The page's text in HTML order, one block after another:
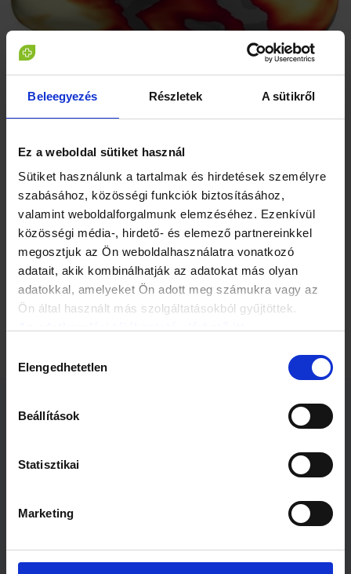
Beleegyezés Részletek A sütikről
Ez a weboldal sütiket használ
Sütiket használunk a tartalmak és hirdetések személyre
szabásához, közösségi funkciók biztosításához,
valamint weboldalforgalmunk elemzéséhez. Ezenkívül
közösségi média-, hirdető- és elemező partnereinkkel
megosztjuk az Ön weboldalhasználatra vonatkozó
adatait, akik kombinálhatják az adatokat más olyan
adatokkal, amelyeket Ön adott meg számukra vagy az
Ön által használt más szolgáltatásokból gyűjtöttek.
kiválasztása
Elengedhetetlen
Beállítások
Statisztikai
Marketing
Több mint 3 ezer embernek mutattak olyan képeket,
amelyek érzelmeket váltanak ki, de olyanokat is, amelyek
teljesen semlegesek, majd később tesztelték, hogy ki mire
agyszkennerrel vizsgálták, amelyből kiderült: az érzelmi
reakcióval járó emlékek utáni kutatás során a nők agya
A kép illusztrálja ezt, a pirossal és sárgával jelölt területek
mindkét nemnél aktívak ilyenkor, de a zölddel jelzett, az
emlékek utáni kutatásban fontos területek csak a nőknél
aktivizálódnak.
Forrás:HVG